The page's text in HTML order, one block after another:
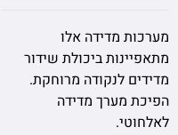
מדידה אלו
ביכולת שידור
לנקודה מרוחקת.
מערך מדידה